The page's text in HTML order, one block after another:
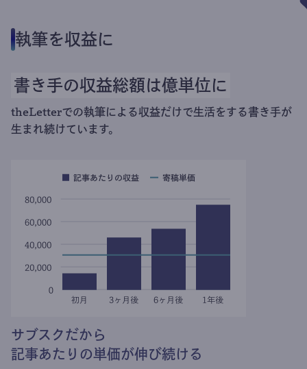
執筆を収益に
書き手の収益総額は億単位に
theLetterでの執筆による収益だけで生活をする書き手が
生まれ続けています。
サブスクだから
記事あたりの単価が伸び続ける